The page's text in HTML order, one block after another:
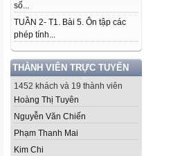
số...
TUẦN 2- T1. Bài 5. Ôn tập các
phép tính...
THÀNH VIÊN TRỰC TUYẾN
1452 khách và 19 thành viên
Hoàng Thị Tuyên
Nguyễn Văn Chiến
Phạm Thanh Mai
Kim Chi